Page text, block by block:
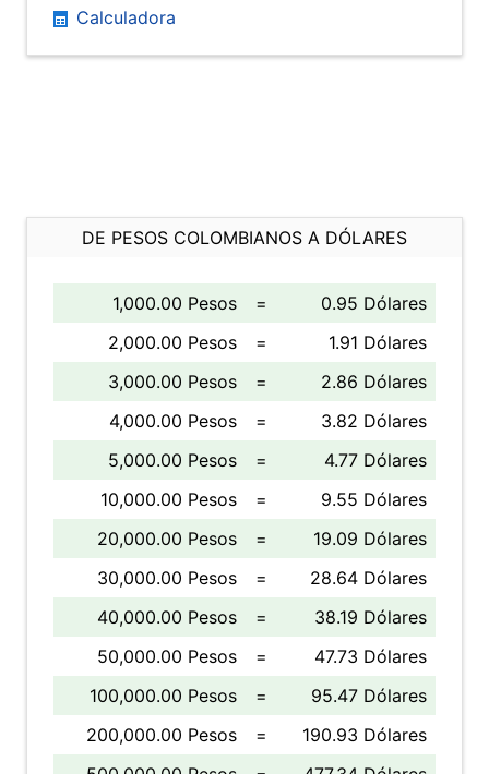
Calculadora
DE PESOS COLOMBIANOS A DÓLARES
1,000.00 Pesos =
0.95 Dólares
2,000.00 Pesos
=
1.91 Dólares
3,000.00 Pesos
=
2.86 Dólares
4,000.00 Pesos
=
3.82 Dólares
5,000.00 Pesos
=
4.77 Dólares
10,000.00 Pesos
=
9.55 Dólares
20,000.00 Pesos
=
19.09 Dólares
30,000.00 Pesos
=
28.64 Dólares
40,000.00 Pesos
=
38.19 Dólares
50,000.00 Pesos
=
47.73 Dólares
100,000.00 Pesos
=
95.47 Dólares
200,000.00 Pesos
=
190.93 Dólares